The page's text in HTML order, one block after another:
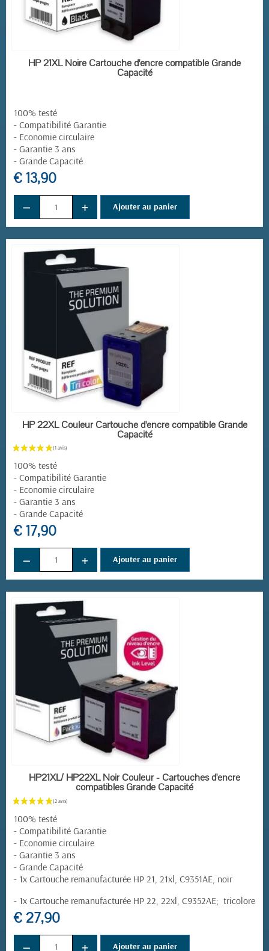
EN STOCK
HP 21XL Noire Cartouche d'encre compatible Grande
Capacité
100% testé
- Compatibilité Garantie
- Economie circulaire
- Garantie 3 ans
- Grande Capacité
€ 13,90
− + Ajouter au panier
EN STOCK
HP 22XL Couleur Cartouche d'encre compatible Grande
Capacité
100% testé
- Compatibilité Garantie
- Economie circulaire
- Garantie 3 ans
- Grande Capacité
€ 17,90
− + Ajouter au panier
EN STOCK
HP21XL/ HP22XL Noir Couleur - Cartouches d'encre
compatibles Grande Capacité
100% testé
- Compatibilité Garantie
- Economie circulaire
- Garantie 3 ans
- Grande Capacité
- 1x Cartouche remanufacturée HP 21, 21xl, C9351AE, noir
- 1x Cartouche remanufacturée HP 22, 22xl, C9352AE; tricolore
€ 27,90
− + Ajouter au panier